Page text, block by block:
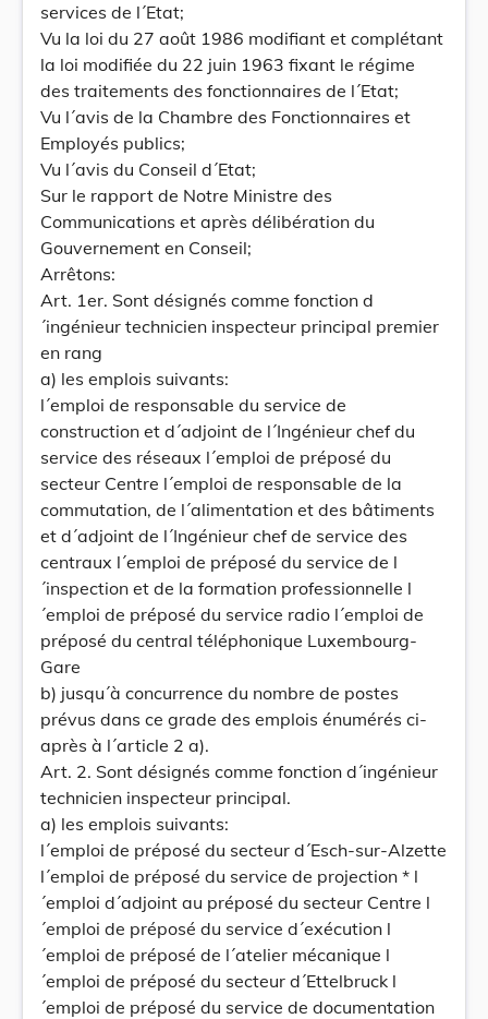
services de l´Etat;
Vu la loi du 27 août 1986 modifiant et complétant
la loi modifiée du 22 juin 1963 fixant le régime
des traitements des fonctionnaires de l´Etat;
Vu l´avis de la Chambre des Fonctionnaires et
Employés publics;
Vu l´avis du Conseil d´Etat;
Sur le rapport de Notre Ministre des
Communications et après délibération du
Gouvernement en Conseil;
Arrêtons:
Art. 1er. Sont désignés comme fonction d
´ingénieur technicien inspecteur principal premier
en rang
a) les emplois suivants:
l´emploi de responsable du service de
construction et d´adjoint de l´Ingénieur chef du
service des réseaux l´emploi de préposé du
secteur Centre l´emploi de responsable de la
commutation, de l´alimentation et des bâtiments
et d´adjoint de l´Ingénieur chef de service des
centraux l´emploi de préposé du service de l
´inspection et de la formation professionnelle l
´emploi de préposé du service radio l´emploi de
préposé du central téléphonique Luxembourg-
Gare
b) jusqu´à concurrence du nombre de postes
prévus dans ce grade des emplois énumérés ci-
après à l´article 2 a).
Art. 2. Sont désignés comme fonction d´ingénieur
technicien inspecteur principal.
a) les emplois suivants:
l´emploi de préposé du secteur d´Esch-sur-Alzette
l´emploi de préposé du service de projection * l
´emploi d´adjoint au préposé du secteur Centre l
´emploi de préposé du service d´exécution l
´emploi de préposé de l´atelier mécanique l
´emploi de préposé du secteur d´Ettelbruck l
´emploi de préposé du service de documentation